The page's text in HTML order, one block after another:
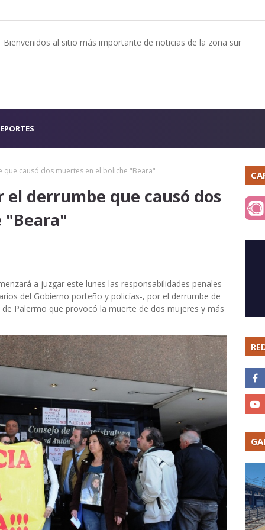
Bienvenidos al sitio más importante de noticias de la zona sur
causó dos muertes en el boliche "Beara"
derrumbe que causó dos
"Beara"
a juzgar este lunes las responsabilidades penales
del Gobierno porteño y policías-, por el derrumbe de
Palermo que provocó la muerte de dos mujeres y más